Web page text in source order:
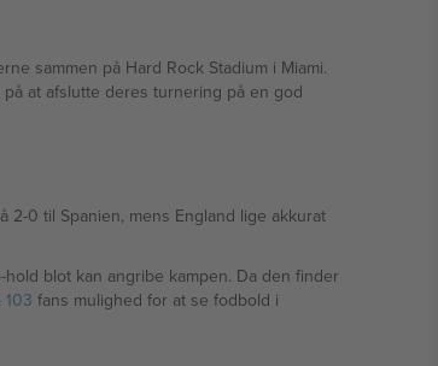
sammen på Hard Rock Stadium i Miami.
at afslutte deres turnering på en god
0 til Spanien, mens England lige akkurat
blot kan angribe kampen. Da den finder
103 fans mulighed for at se fodbold i